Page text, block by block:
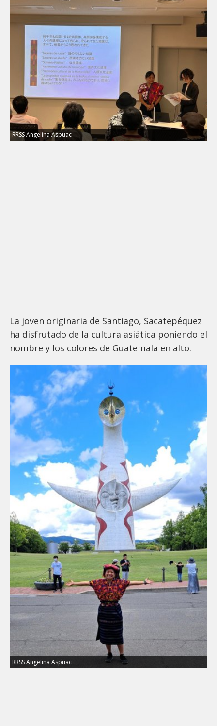
RRSS Angelina Aspuac
La joven originaria de Santiago, Sacatepéquez
ha disfrutado de la cultura asiática poniendo el
nombre y los colores de Guatemala en alto.
RRSS Angelina Aspuac